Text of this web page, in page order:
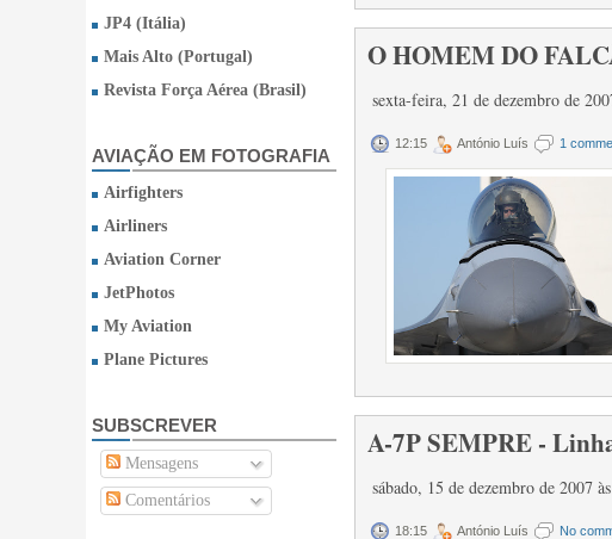
JP4 (Itália)
Mais Alto (Portugal)
Revista Força Aérea (Brasil)
AVIAÇÃO EM FOTOGRAFIA
Airfighters
Airliners
Aviation Corner
JetPhotos
My Aviation
Plane Pictures
SUBSCREVER
Mensagens
Comentários
O HOMEM DO
sexta-feira, 21 de dezembro de
12:15 António Luís 1
A-7P SEMPRE -
sábado, 15 de dezembro de 2007 às
18:15 António Luís No